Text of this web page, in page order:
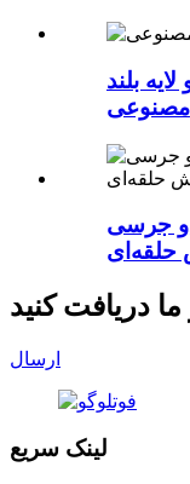
بلند
مصنوعی
جرسی
حلقه‌ای
ما دریافت کنید
ارسال
لینک سریع